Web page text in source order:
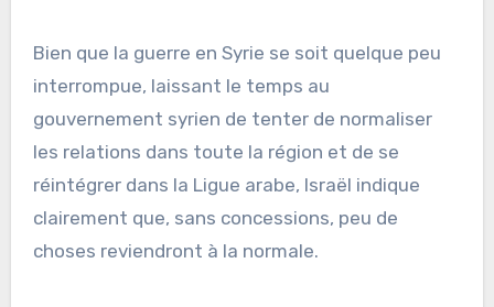
Bien que la guerre en Syrie se soit quelque peu
interrompue, laissant le temps au
gouvernement syrien de tenter de normaliser
les relations dans toute la région et de se
réintégrer dans la Ligue arabe, Israël indique
clairement que, sans concessions, peu de
choses reviendront à la normale.